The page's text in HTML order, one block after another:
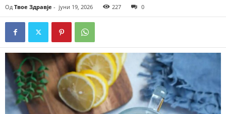
Од Твое Здравје - јуни 19, 2026 227 0